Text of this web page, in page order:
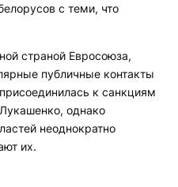
с теми, что
страной Евросоюза,
публичные контакты
к санкциям
однако
неоднократно
их.